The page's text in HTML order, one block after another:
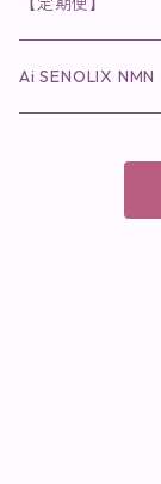
保湿ジェル・クリー
ラディール
メイク小物
cocochiaお祝いギ
◉肌悩み
エイジングトラブル
リップ
化粧水
Ai SENOLIX NMN